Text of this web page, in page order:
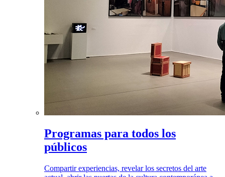
Programas para todos los
públicos
Compartir experiencias, revelar los secretos del arte